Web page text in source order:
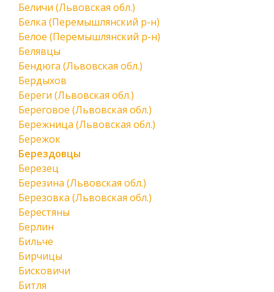
Беличи (Львовская обл.)
Белка (Перемышлянский р-н)
Белое (Перемышлянский р-н)
Белявцы
Бендюга (Львовская обл.)
Бердыхов
Береги (Львовская обл.)
Береговое (Львовская обл.)
Бережница (Львовская обл.)
Бережок
Берездовцы
Березец
Березина (Львовская обл.)
Березовка (Львовская обл.)
Берестяны
Берлин
Бильче
Бирчицы
Бисковичи
Битля